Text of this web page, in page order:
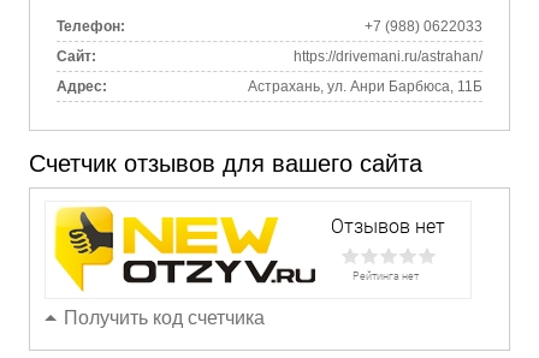
Телефон:
+7 (988) 0622033
Сайт:
https://drivemani.ru/astrahan/
Адрес:
Астрахань, ул. Анри Барбюса, 11Б
Счетчик отзывов для вашего сайта
Получить код счетчика